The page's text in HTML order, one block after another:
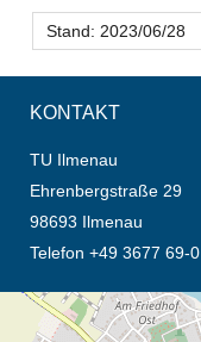
Stand: 2023/06/28
KONTAKT
TU Ilmenau
Ehrenbergstraße 29
98693 Ilmenau
Telefon +49 3677 69-0
Öffnet die